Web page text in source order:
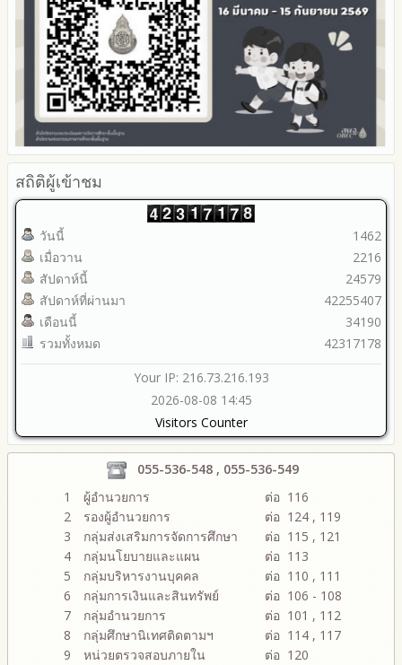
สถิติผู้เข้าชม
วันนี้
เมื่อวาน
สัปดาห์นี้
สัปดาห์ที่ผ่านมา
เดือนนี้
รวมทั้งหมด
1462
2216
24579
42255407
34190
42317178
Your IP: 216.73.216.193
2026-08-08 14:45
Visitors Counter
055-536-548 , 055-536-549
1
ผู้อำนวยการ
ต่อ 116
2
รองผู้อำนวยการ
ต่อ 124 , 119
3
กลุ่มส่งเสริมการจัดการศึกษา
ต่อ 115 , 121
4
กลุ่มนโยบายและแผน
ต่อ 113
5
กลุ่มบริหารงานบุคคล
ต่อ 110 , 111
6
กลุ่มการเงินและสินทรัพย์
ต่อ 106 - 108
7
กลุ่มอำนวยการ
ต่อ 101 , 112
8
กลุ่มศึกษานิเทศติดตามฯ
ต่อ 114 , 117
9
หน่วยตรวจสอบภายใน
ต่อ 120